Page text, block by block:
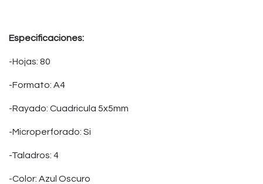
Especificaciones:
-Hojas: 80
-Formato: A4
-Rayado: Cuadricula 5x5mm
-Microperforado: Si
-Taladros: 4
-Color: Azul Oscuro